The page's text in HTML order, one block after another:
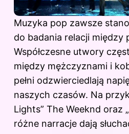
Muzyka pop zawsze
do badania relacji między
Współczesne utwory
między mężczyznami i
pełni odzwierciedlają
naszych czasów. Na
Lights” The Weeknd oraz
różne narracje dają